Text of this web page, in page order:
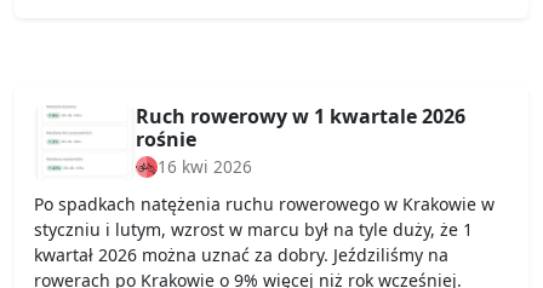
Ruch rowerowy w 1 kwartale 2026
rośnie
16 kwi 2026
Po spadkach natężenia ruchu rowerowego w Krakowie w
styczniu i lutym, wzrost w marcu był na tyle duży, że 1
kwartał 2026 można uznać za dobry. Jeździliśmy na
rowerach po Krakowie o 9% więcej niż rok wcześniej.